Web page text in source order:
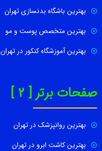
بهترین باشگاه بدنسازی تهران
بهترین متخصص پوست و مو
بهترین آموزشگاه کنکور در تهران
صفحات برتر [ 2 ]
بهترین روانپزشک در تهران
بهترین کاشت ابرو در تهران